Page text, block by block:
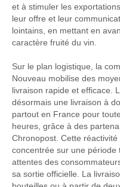
et à stimuler les
leur offre et leur
lointains, en mettant en
caractère fruité du vin.
Sur le plan logistique, la
Nouveau mobilise des
livraison rapide et efficace.
désormais une livraison à
partout en France pour
heures, grâce à des
Chronopost. Cette
concentrée sur une
attentes des
sa sortie officielle. La